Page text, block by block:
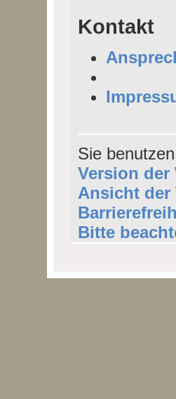
Kontakt
Sie
Version der
Ansicht der
Bitte